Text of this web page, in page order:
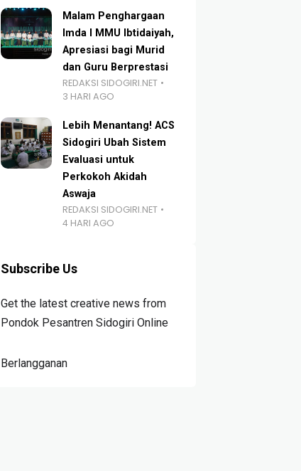
Malam Penghargaan
Imda I MMU Ibtidaiyah,
Apresiasi bagi Murid
dan Guru Berprestasi
REDAKSI SIDOGIRI.NET
3 HARI AGO
Lebih Menantang! ACS
Sidogiri Ubah Sistem
Evaluasi untuk
Perkokoh Akidah
Aswaja
REDAKSI SIDOGIRI.NET
4 HARI AGO
Subscribe Us
Get the latest creative news from
Pondok Pesantren Sidogiri Online
Berlangganan